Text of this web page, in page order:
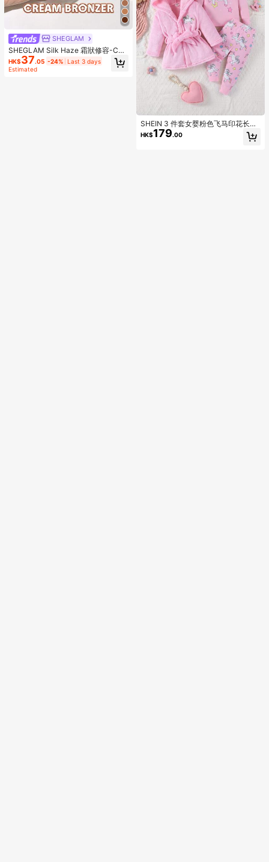
SHEGLAM
SHEGLAM Silk Haze 霜狀修容-Car
amel 品牌美妝化妝品 適合女士與女
孩
HK$37.05 -24% Last 3 days
Estimated
SHEIN 3 件套女婴粉色飞马印花长袖
衬衫、裤子和连帽长袍舒适家居服
HK$179.00